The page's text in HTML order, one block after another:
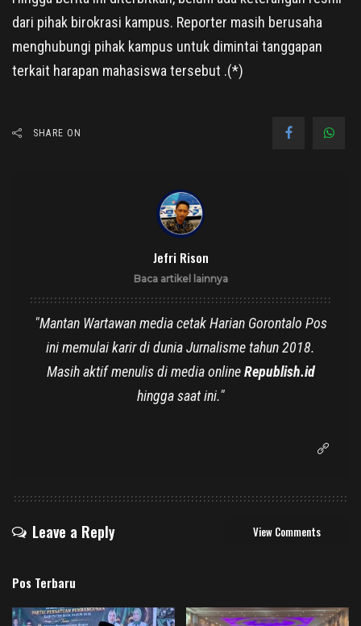
dari pihak birokrasi kampus. Reporter masih berusaha
menghubungi pihak kampus untuk dimintai tanggapan
terkait harapan mahasiswa tersebut .(*)
SHARE ON
Jefri Rison
Baca artikel lainnya
"Mantan Wartawan media cetak Harian Gorontalo Pos
ini memulai karir di dunia Jurnalisme tahun 2018.
Masih aktif menulis di media onlineRepublish.id
hingga saat ini."
Leave a Reply View Comments
Pos Terbaru